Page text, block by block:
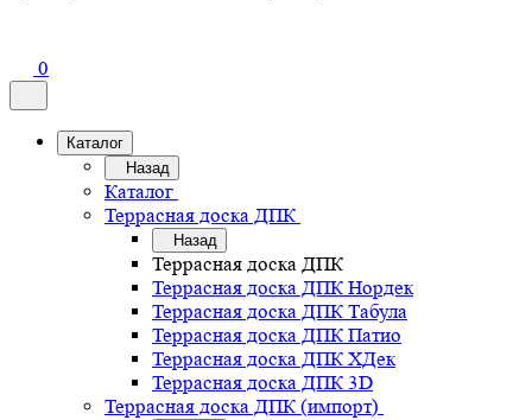
0
Каталог
Назад
Каталог
Террасная доска ДПК
Назад
Террасная доска ДПК
Террасная доска ДПК Нордек
Террасная доска ДПК Табула
Террасная доска ДПК Патио
Террасная доска ДПК ХДек
Террасная доска ДПК 3D
Террасная доска ДПК (импорт)